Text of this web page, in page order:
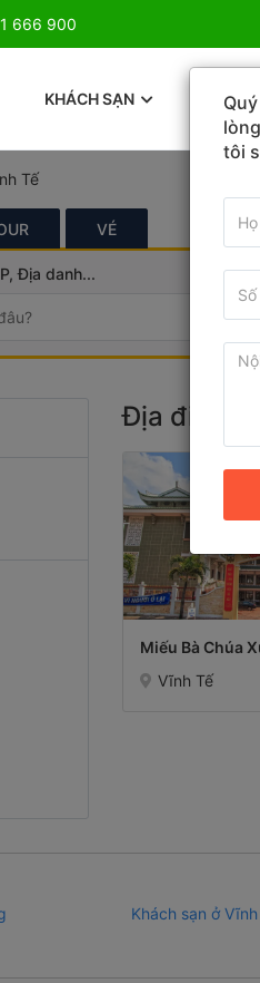
666 900
Giá Cực Sốc
KHÁCH SẠN TOUR
Tế
VÉ
Địa danh...
Địa điểm
Miếu Bà Chúa
Vĩnh Tế
Khách sạn ở
tôi